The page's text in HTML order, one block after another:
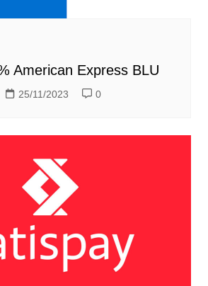
American Express BLU
25/11/2023 0